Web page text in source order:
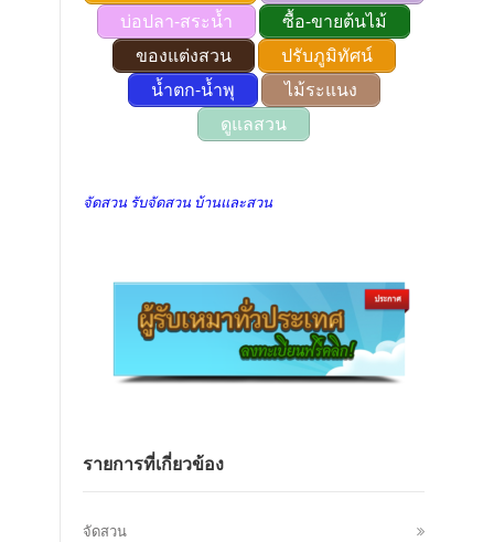
บ่อปลา-สระน้ำ
ซื้อ-ขายต้นไม้
ของแต่งสวน
ปรับภูมิทัศน์
น้ำตก-น้ำพุ
ไม้ระแนง
ดูแลสวน
จัดสวน รับจัดสวน บ้านและสวน
รายการที่เกี่ยวข้อง
จัดสวน